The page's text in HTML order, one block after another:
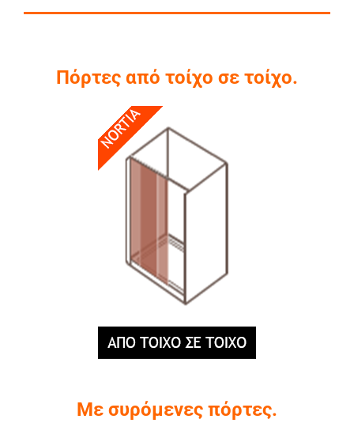
Πόρτες από τοίχο σε τοίχο.
Με συρόμενες πόρτες.